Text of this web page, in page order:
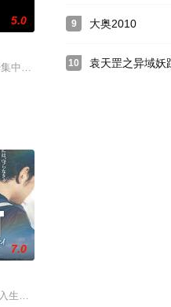
的巴士
房客了。意大利导演亚历山德罗·卡
述了农村青年李优近乎痴迷地坚
5.0
中营，在焚化炉工作的波兰犹太人
途
有被认可的才华。他们来自不同的
城市寻找自己的一处立足之地。
7.0
生活的冲绳。与母亲朱音、妹妹舞
9 大奥2010
10 袁天罡之异域妖